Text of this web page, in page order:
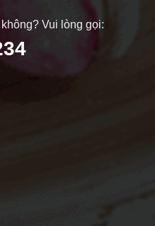
Vui lòng gọi: